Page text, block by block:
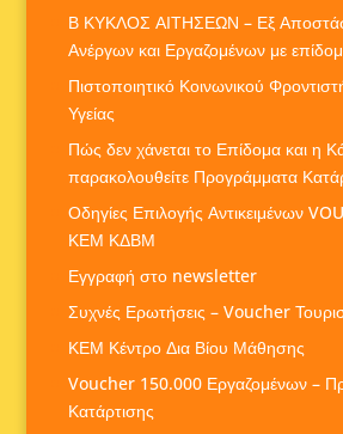
Β ΚΥΚΛΟΣ ΑΙΤΗΣΕΩΝ – Εξ
Ανέργων και Εργαζομένων με
Πιστοποιητικό Κοινωνικού
Υγείας
Πώς δεν χάνεται το Επίδομα και η
παρακολουθείτε Προγράμματα
Οδηγίες Επιλογής Αντικειμένων
ΚΕΜ ΚΔΒΜ
Εγγραφή στο newsletter
Συχνές Ερωτήσεις – Voucher
ΚΕΜ Κέντρο Δια Βίου Μάθησης
Voucher 150.000 Εργαζομένων –
Κατάρτισης